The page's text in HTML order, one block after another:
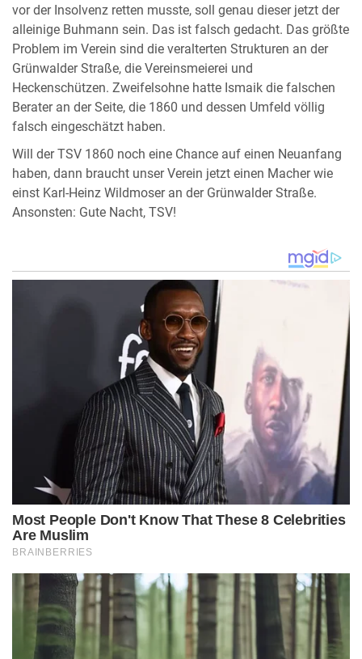
vor der Insolvenz retten musste, soll genau dieser jetzt der
alleinige Buhmann sein. Das ist falsch gedacht. Das größte
Problem im Verein sind die veralterten Strukturen an der
Grünwalder Straße, die Vereinsmeierei und
Heckenschützen. Zweifelsohne hatte Ismaik die falschen
Berater an der Seite, die 1860 und dessen Umfeld völlig
falsch eingeschätzt haben.
Will der TSV 1860 noch eine Chance auf einen Neuanfang
haben, dann braucht unser Verein jetzt einen Macher wie
einst Karl-Heinz Wildmoser an der Grünwalder Straße.
Ansonsten: Gute Nacht, TSV!